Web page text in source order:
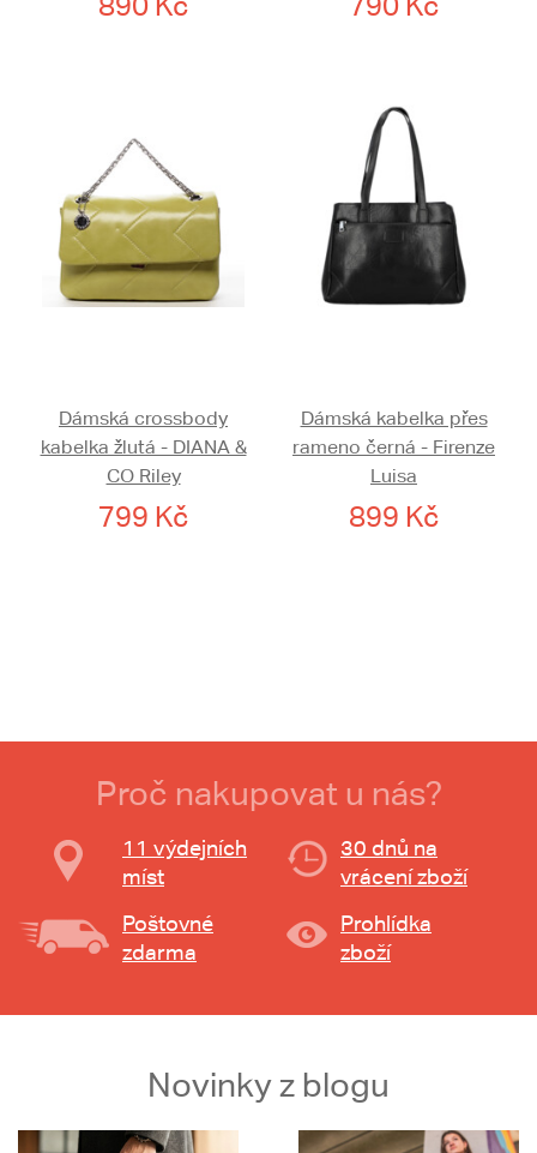
Dámská crossbody
kabelka žlutá - DIANA &
CO Riley
799 Kč
Dámská kabelka přes
rameno černá - Firenze
Luisa
899 Kč
Proč nakupovat u nás?
11 výdejních
míst
30 dnů na
vrácení zboží
Poštovné
zdarma
Prohlídka
zboží
Novinky z blogu